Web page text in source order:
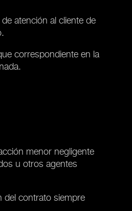
atención al cliente de
correspondiente en la
menor negligente
u otros agentes
del contrato siempre